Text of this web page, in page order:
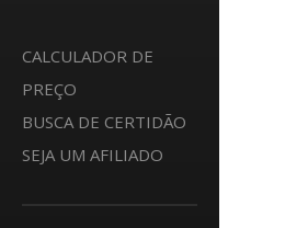
CALCULADOR DE
PREÇO
BUSCA DE CERTIDÃO
SEJA UM AFILIADO